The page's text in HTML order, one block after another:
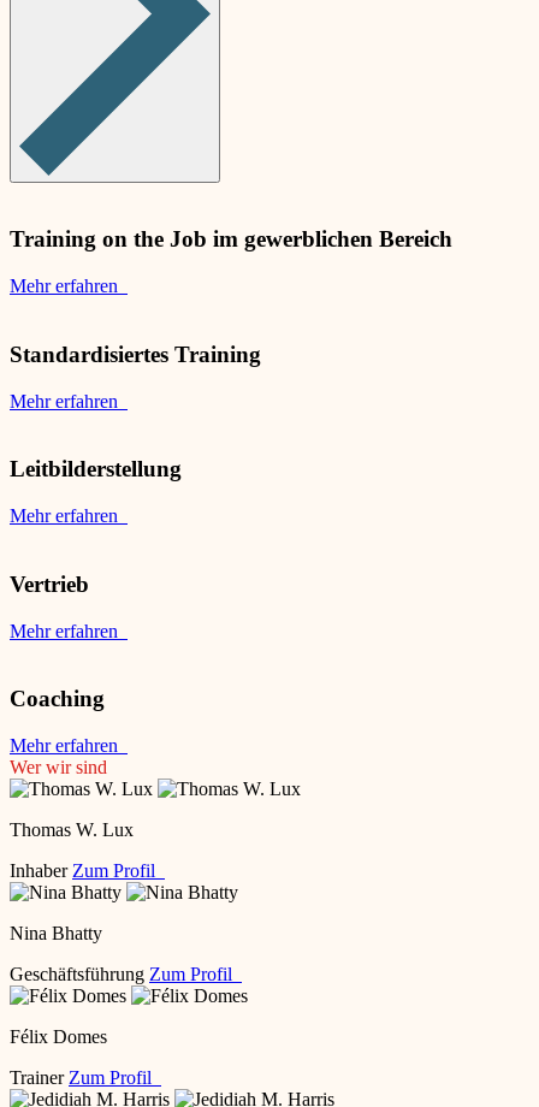
Training on the Job im gewerblichen Bereich
Mehr erfahren
Standardisiertes Training
Mehr erfahren
Leitbilderstellung
Mehr erfahren
Vertrieb
Mehr erfahren
Coaching
Mehr erfahren
Wer wir sind
Thomas W. Lux
Inhaber Zum Profil
Nina Bhatty
Geschäftsführung Zum Profil
Félix Domes
Trainer Zum Profil